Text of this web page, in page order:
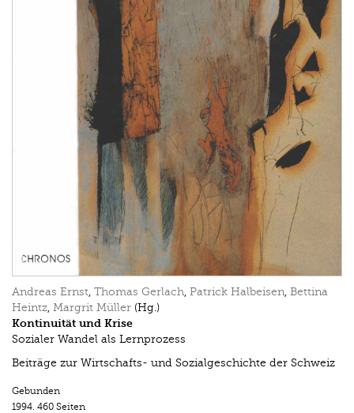
Andreas Ernst Thomas Gerlach Patrick Halbeisen Bettina
Heintz Margrit Müller (Hg.)
Kontinuität und Krise
Sozialer Wandel als Lernprozess
Beiträge zur Wirtschafts- und Sozialgeschichte der Schweiz
Gebunden
1994. 460 Seiten